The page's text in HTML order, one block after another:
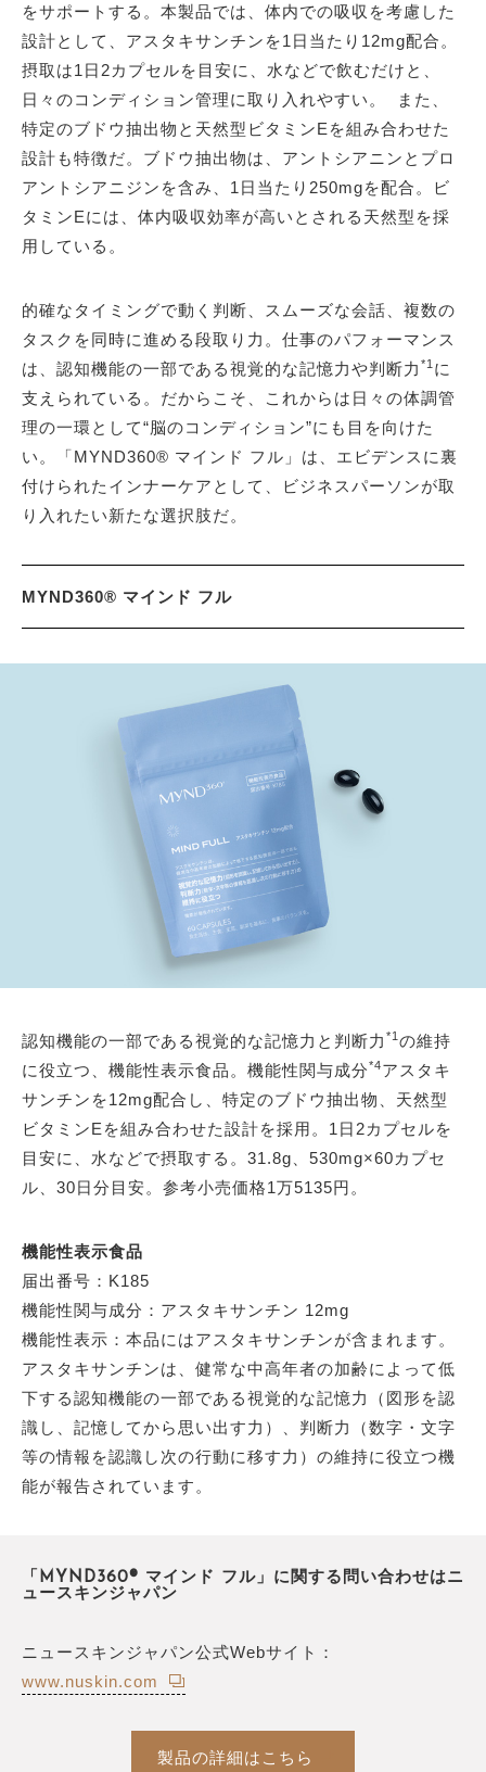
をサポートする。本製品では、体内での吸収を考慮した
設計として、アスタキサンチンを1日当たり12mg配合。
摂取は1日2カプセルを目安に、水などで飲むだけと、
日々のコンディション管理に取り入れやすい。 また、
特定のブドウ抽出物と天然型ビタミンEを組み合わせた
設計も特徴だ。ブドウ抽出物は、アントシアニンとプロ
アントシアニジンを含み、1日当たり250mgを配合。ビ
タミンEには、体内吸収効率が高いとされる天然型を採
用している。
的確なタイミングで動く判断、スムーズな会話、複数の
タスクを同時に進める段取り力。仕事のパフォーマンス
は、認知機能の一部である視覚的な記憶力や判断力 *1に
支えられている。だからこそ、これからは日々の体調管
理の一環として“脳のコンディション”にも目を向けた
い。「MYND360® マインド フル」は、エビデンスに裏
付けられたインナーケアとして、ビジネスパーソンが取
り入れたい新たな選択肢だ。
MYND360® マインド フル
認知機能の一部である視覚的な記憶力と判断力 *1 の維持
に役立つ、機能性表示食品。機能性関与成分*4アスタキ
サンチンを12mg配合し、特定のブドウ抽出物、天然型
ビタミンEを組み合わせた設計を採用。1日2カプセルを
目安に、水などで摂取する。31.8g、530mg×60カプセ
ル、30日分目安。参考小売価格1万5135円。
機能性表示食品
届出番号：K185
機能性関与成分：アスタキサンチン 12mg
機能性表示：本品にはアスタキサンチンが含まれます。
アスタキサンチンは、健常な中高年者の加齢によって低
下する認知機能の一部である視覚的な記憶力（図形を認
識し、記憶してから思い出す力）、判断力（数字・文字
等の情報を認識し次の行動に移す力）の維持に役立つ機
能が報告されています。
「MYND360® マインド フル」に関する問い合わせはニ
ュースキンジャパン
ニュースキンジャパン公式Webサイト：
www.nuskin.com
製品の詳細はこちら